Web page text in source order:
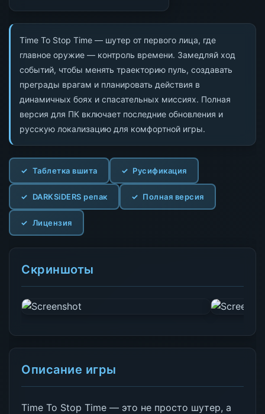
Time To Stop Time — шутер от первого лица, где
главное оружие — контроль времени. Замедляй ход
событий, чтобы менять траекторию пуль, создавать
преграды врагам и планировать действия в
динамичных боях и спасательных миссиях. Полная
версия для ПК включает последние обновления и
русскую локализацию для комфортной игры.
Таблетка вшита Русификация
DARKSiDERS репак Полная версия
Лицензия
Скриншоты
Описание игры
Time To Stop Time — это не просто шутер, а